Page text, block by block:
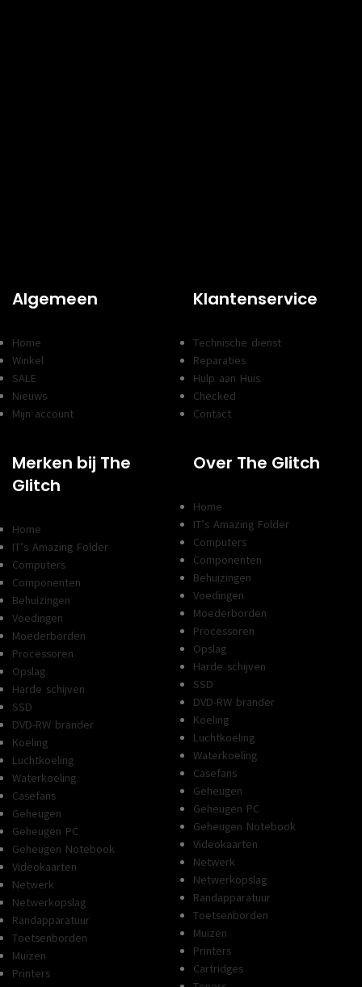
Algemeen
Home
Winkel
SALE
Nieuws
Mijn account
Klantenservice
Technische dienst
Reparaties
Hulp aan Huis
Checked
Contact
Merken bij The
Glitch
Home
IT’s Amazing Folder
Computers
Componenten
Behuizingen
Voedingen
Moederborden
Processoren
Opslag
Harde schijven
SSD
DVD-RW brander
Koeling
Luchtkoeling
Waterkoeling
Casefans
Geheugen
Geheugen PC
Geheugen Notebook
Videokaarten
Netwerk
Netwerkopslag
Randapparatuur
Toetsenborden
Muizen
Printers
Over The Glitch
Home
IT’s Amazing Folder
Computers
Componenten
Behuizingen
Voedingen
Moederborden
Processoren
Opslag
Harde schijven
SSD
DVD-RW brander
Koeling
Luchtkoeling
Waterkoeling
Casefans
Geheugen
Geheugen PC
Geheugen Notebook
Videokaarten
Netwerk
Netwerkopslag
Randapparatuur
Toetsenborden
Muizen
Printers
Cartridges